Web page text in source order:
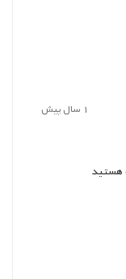
1 سال پیش
هستید